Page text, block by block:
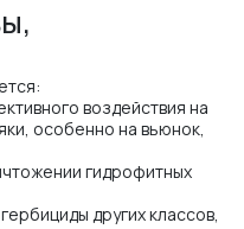
воздействия на
особенно на вьюнок,
гидрофитных
других классов,